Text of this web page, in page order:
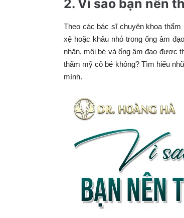
2. Vì sao bạn nên
Theo các bác sĩ chuyên khoa
xệ hoặc khâu nhỏ trong ống âm
nhăn, môi bé và ống âm đạo được
thẩm mỹ cô bé không? Tìm hiểu
mình.